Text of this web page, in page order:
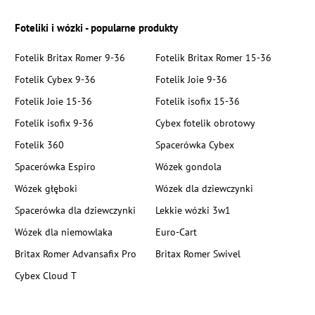
Foteliki i wózki - popularne produkty
Fotelik Britax Romer 9-36
Fotelik Britax Romer 15-36
Fotelik Cybex 9-36
Fotelik Joie 9-36
Fotelik Joie 15-36
Fotelik isofix 15-36
Fotelik isofix 9-36
Cybex fotelik obrotowy
Fotelik 360
Spacerówka Cybex
Spacerówka Espiro
Wózek gondola
Wózek głęboki
Wózek dla dziewczynki
Spacerówka dla dziewczynki
Lekkie wózki 3w1
Wózek dla niemowlaka
Euro-Cart
Britax Romer Advansafix Pro
Britax Romer Swivel
Cybex Cloud T